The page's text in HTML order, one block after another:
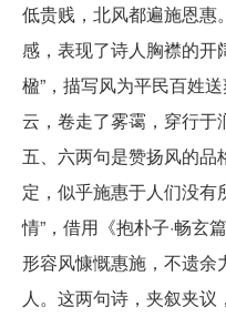
低贵贱，北风都遍施恩惠
感，表现了诗人胸襟的开
楹”，描写风为平民百姓
云，卷走了雾霭，穿行于
五、六两句是赞扬风的品
定，似乎施惠于人们没有
情”，借用《抱朴子·畅玄
形容风慷慨惠施，不遗余
人。这两句诗，夹叙夹